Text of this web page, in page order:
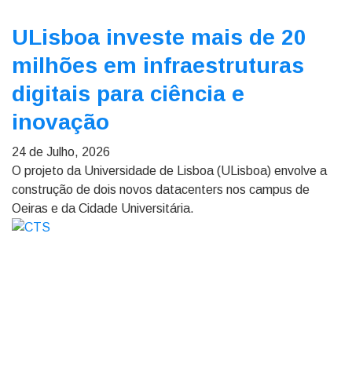
ULisboa investe mais de 20
milhões em infraestruturas
digitais para ciência e
inovação
24 de Julho, 2026
O projeto da Universidade de Lisboa (ULisboa) envolve a
construção de dois novos datacenters nos campus de
Oeiras e da Cidade Universitária.